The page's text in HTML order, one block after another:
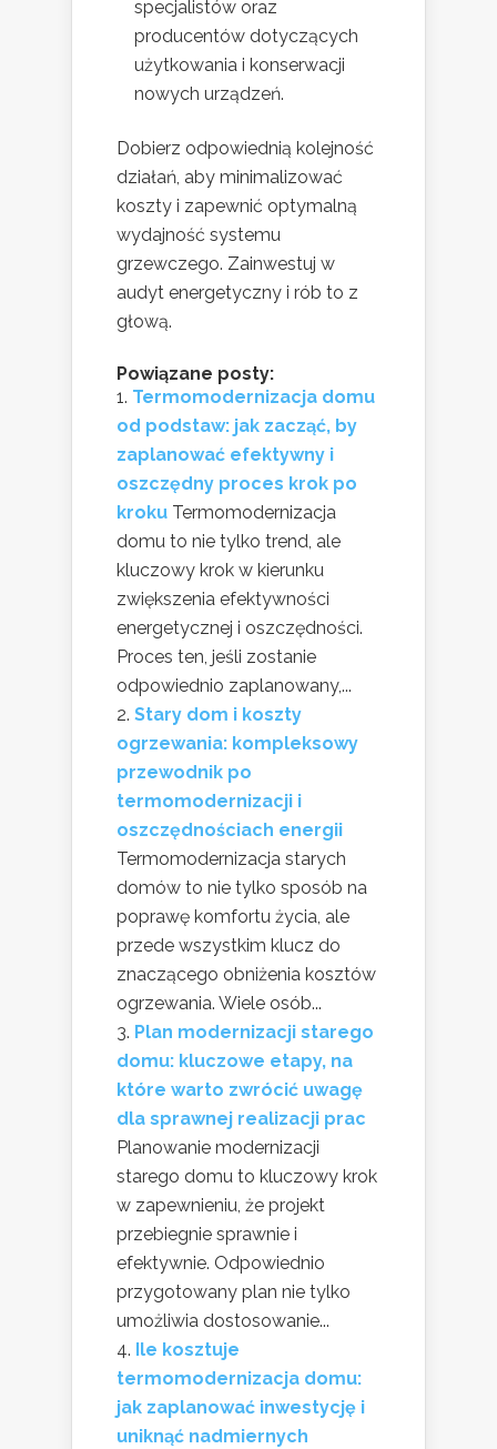
specjalistów oraz
producentów dotyczących
użytkowania i konserwacji
nowych urządzeń.
Dobierz odpowiednią kolejność
działań, aby minimalizować
koszty i zapewnić optymalną
wydajność systemu
grzewczego. Zainwestuj w
audyt energetyczny i rób to z
głową.
Powiązane posty:
Termomodernizacja domu
od podstaw: jak zacząć, by
zaplanować efektywny i
oszczędny proces krok po
kroku Termomodernizacja
domu to nie tylko trend, ale
kluczowy krok w kierunku
zwiększenia efektywności
energetycznej i oszczędności.
Proces ten, jeśli zostanie
odpowiednio zaplanowany,...
Stary dom i koszty
ogrzewania: kompleksowy
przewodnik po
termomodernizacji i
oszczędnościach energii
Termomodernizacja starych
domów to nie tylko sposób na
poprawę komfortu życia, ale
przede wszystkim klucz do
znaczącego obniżenia kosztów
ogrzewania. Wiele osób...
Plan modernizacji starego
domu: kluczowe etapy, na
które warto zwrócić uwagę
dla sprawnej realizacji prac
Planowanie modernizacji
starego domu to kluczowy krok
w zapewnieniu, że projekt
przebiegnie sprawnie i
efektywnie. Odpowiednio
przygotowany plan nie tylko
umożliwia dostosowanie...
Ile kosztuje
termomodernizacja domu:
jak zaplanować inwestycję i
uniknąć nadmiernych